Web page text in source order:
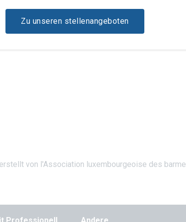
Zu unseren stellenangeboten
von l'Association luxembourgeoise des